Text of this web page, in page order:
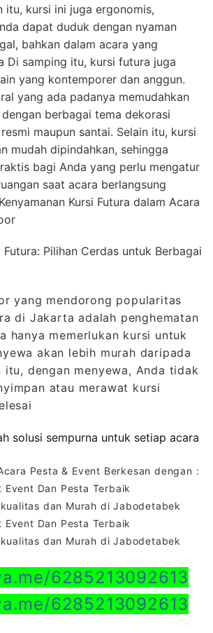
itu, kursi ini juga ergonomis,
dapat duduk dengan nyaman
bahkan dalam acara yang
Di samping itu, kursi futura juga
yang kontemporer dan anggun.
yang ada padanya memudahkan
berbagai tema dekorasi
maupun santai. Selain itu, kursi
mudah dipindahkan, sehingga
bagi Anda yang perlu mengatur
saat acara berlangsung
Kursi Futura dalam Acara
Pilihan Cerdas untuk Berbagai
yang mendorong popularitas
di Jakarta adalah penghematan
hanya memerlukan kursi untuk
akan lebih murah daripada
itu, dengan menyewa, Anda tidak
atau merawat kursi
solusi sempurna untuk setiap acara
Pesta & Event Berkesan dengan :
Event Dan Pesta Terbaik
dan Murah di Jabodetabek
Event Dan Pesta Terbaik
dan Murah di Jabodetabek
6285213092613
6285213092613